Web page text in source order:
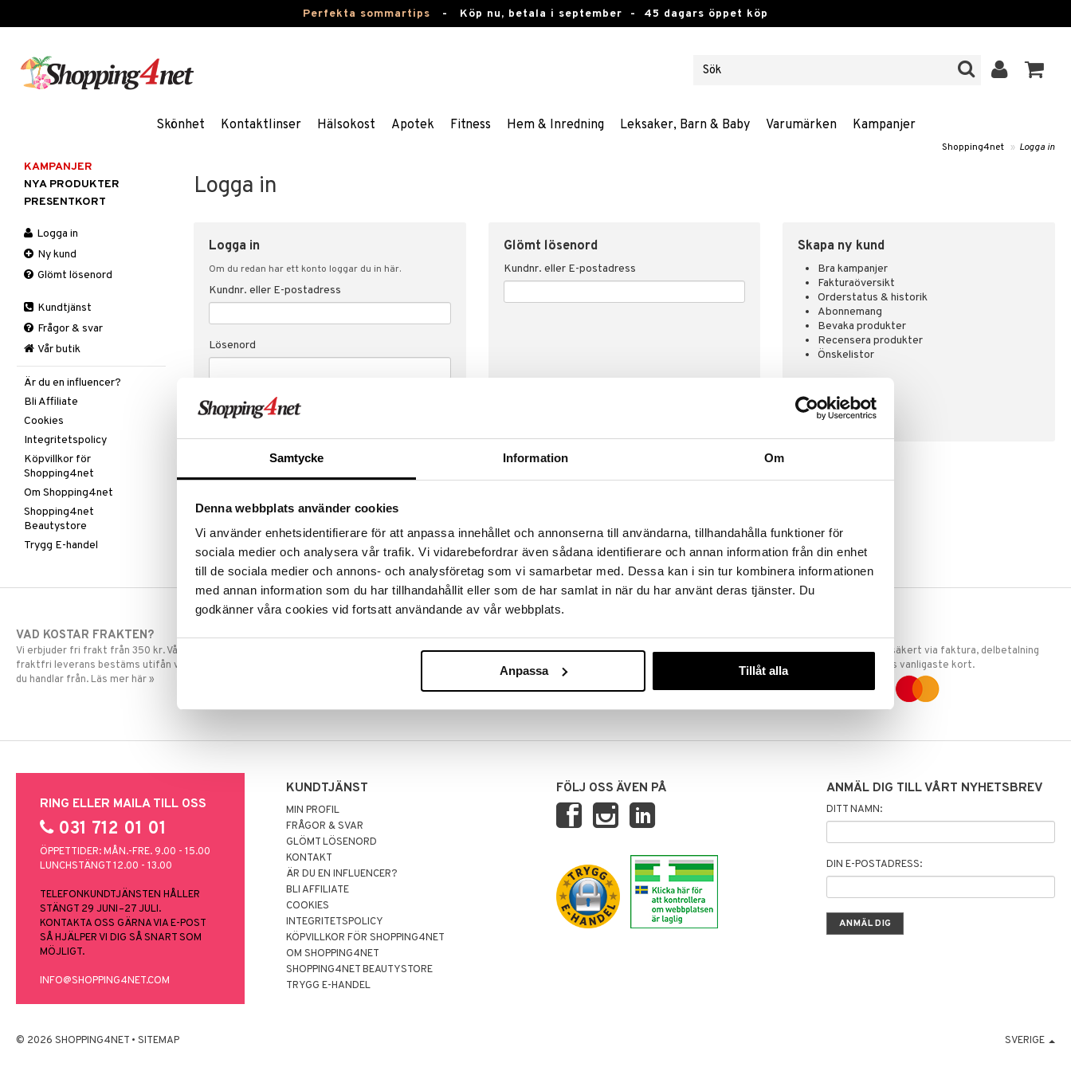
Samtycke Information Om
Denna webbplats använder cookies
Vi använder enhetsidentifierare för att anpassa innehållet och annonserna till användarna, tillhandahålla funktioner för
sociala medier och analysera vår trafik. Vi vidarebefordrar även sådana identifierare och annan information från din enhet
till de sociala medier och annons- och analysföretag som vi samarbetar med. Dessa kan i sin tur kombinera informationen
med annan information som du har tillhandahållit eller som de har samlat in när du har använt deras tjänster. Du
godkänner våra cookies vid fortsatt användande av vår webbplats.
Anpassa Tillåt alla
Perfekta sommartips - Köp nu, betala i september - 45 dagars öppet köp
Skönhet Kontaktlinser Hälsokost Apotek Fitness Hem & Inredning Leksaker, Barn & Baby Varumärken Kampanjer
Shopping4net » Logga in
Logga in
Logga in
Om du redan har ett konto loggar du in här.
Kundnr. eller E-postadress
Lösenord
Glömt lösenord
Kundnr. eller E-postadress
Skapa ny kund
Bra kampanjer
Fakturaöversikt
Orderstatus & historik
Abonnemang
Bevaka produkter
Recensera produkter
Önskelistor
SKAPA KUND
KAMPANJER
NYA PRODUKTER
PRESENTKORT
Logga in
Ny kund
Glömt lösenord
Kundtjänst
Frågor & svar
Vår butik
Är du en influencer?
Bli Affiliate
Cookies
Integritetspolicy
Köpvillkor för
Shopping4net
Om Shopping4net
Shopping4net
Beautystore
Trygg E-handel
VAD KOSTAR FRAKTEN?
Vi erbjuder fri frakt från 350 kr. Vår gräns för
fraktfri leverans bestäms utifån vilken avdelning
du handlar från. Läs mer här »
SNABBA LEVERANSER
Beställningar lagda före 14:00 (gäller varor i lager)
GODKÄND AV LÄKEMEDELSVERKET
EU-logotypen är symbolen som visar att vi är
godkända av Läkemedelsverket gällande
försäljning av läkemedel.
TRYGGA KÖP
Handla tryggt & säkert via faktura, delbetalning
eller marknadens vanligaste kort.
RING ELLER MAILA TILL OSS
031 712 01 01
ÖPPETTIDER: MÅN.-FRE. 9.00 - 15.00
LUNCHSTÄNGT 12.00 - 13.00
TELEFONKUNDTJÄNSTEN HÅLLER
STÄNGT 29 JUNI–27 JULI.
KONTAKTA OSS GÄRNA VIA E-POST
SÅ HJÄLPER VI DIG SÅ SNART SOM
MÖJLIGT.
INFO@SHOPPING4NET.COM
KUNDTJÄNST
MIN PROFIL
FRÅGOR & SVAR
GLÖMT LÖSENORD
KONTAKT
ÄR DU EN INFLUENCER?
BLI AFFILIATE
COOKIES
INTEGRITETSPOLICY
KÖPVILLKOR FÖR SHOPPING4NET
OM SHOPPING4NET
SHOPPING4NET BEAUTYSTORE
TRYGG E-HANDEL
FÖLJ OSS ÄVEN PÅ ANMÄL DIG TILL VÅRT NYHETSBREV
DITT NAMN:
DIN E-POSTADRESS:
© 2026 SHOPPING4NET • SITEMAP SVERIGE